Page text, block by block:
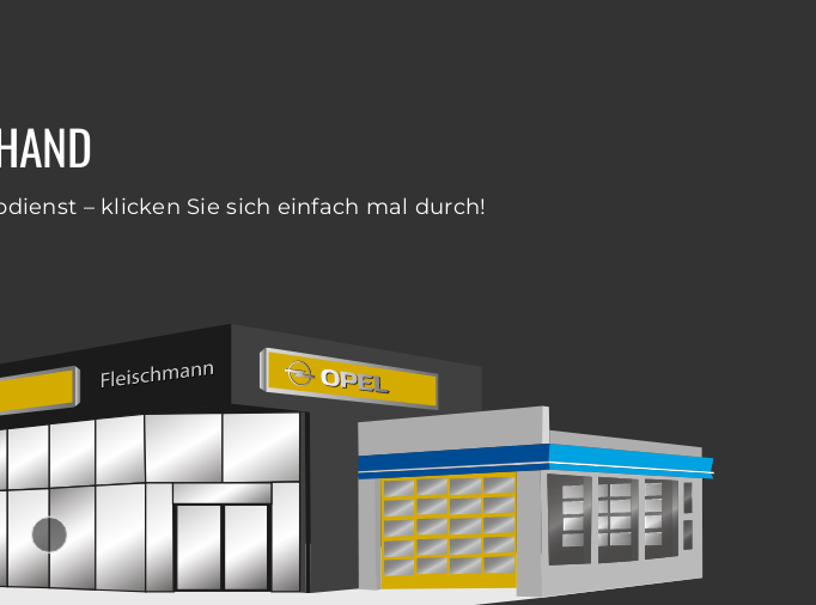
– klicken Sie sich einfach mal durch!